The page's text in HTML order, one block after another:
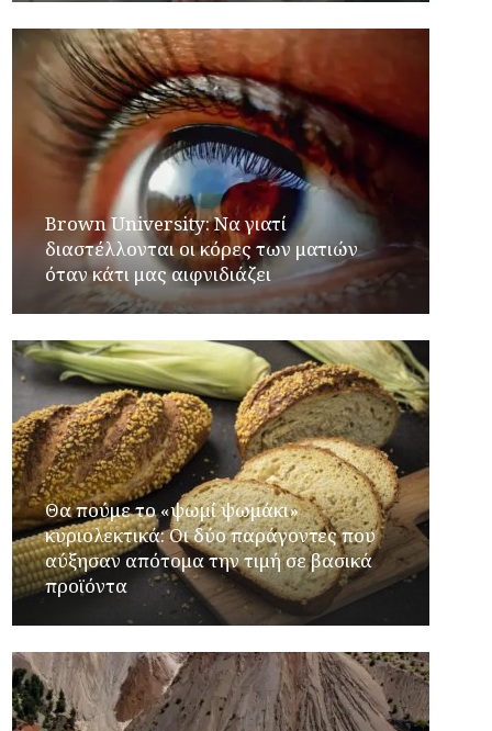
Brown University: Να γιατί
διαστέλλονται οι κόρες των ματιών
όταν κάτι μας αιφνιδιάζει
Θα πούμε το «ψωμί ψωμάκι»
κυριολεκτικά: Οι δύο παράγοντες που
αύξησαν απότομα την τιμή σε βασικά
προϊόντα